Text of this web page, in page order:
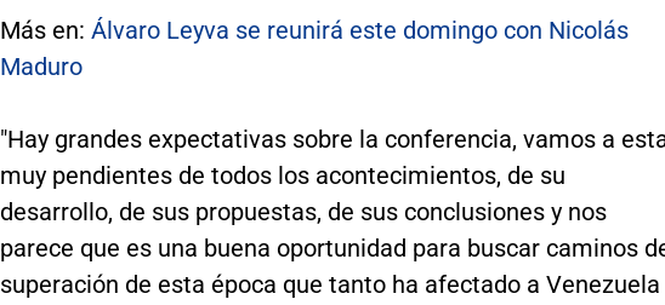
Más en: Álvaro Leyva se reunirá este domingo con Nicolás
Maduro
"Hay grandes expectativas sobre la conferencia, vamos a
muy pendientes de todos los acontecimientos, de su
desarrollo, de sus propuestas, de sus conclusiones y nos
parece que es una buena oportunidad para buscar caminos
superación de esta época que tanto ha afectado a Venezuela